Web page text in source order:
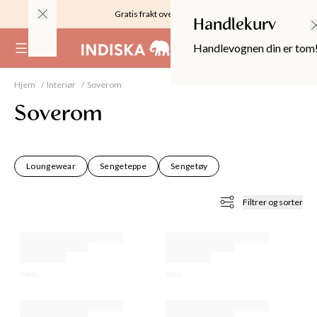
Gratis frakt over 999KR
( 0)
Handlekurv
Handlevognen din er
Hjem Interiør Soverom
Soverom
Loungewear Sengeteppe Sengetøy
Filtrer og sorter